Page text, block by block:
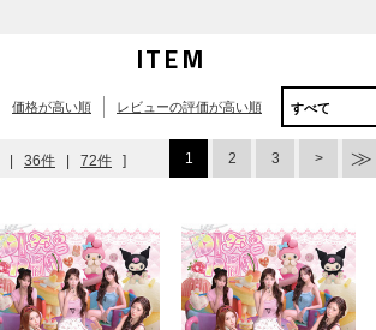
ITEM
価格が高い順 レビューの評価が高い順 すべて
36件 72件 ] 1 2 3